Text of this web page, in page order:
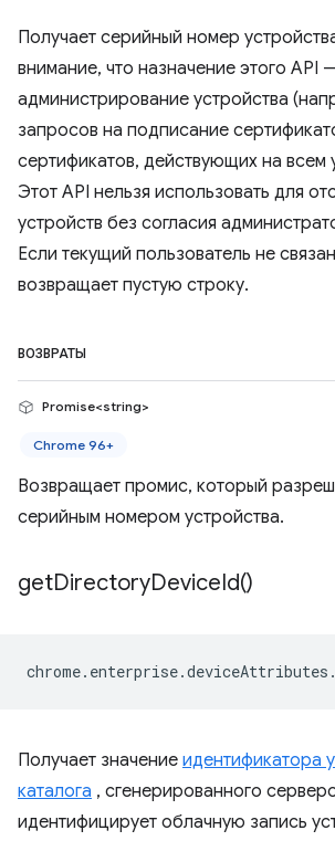
Получает серийный номер
внимание, что назначение этого API
администрирование устройства
запросов на подписание
сертификатов, действующих на всем
Этот API нельзя использовать для
устройств без согласия
Если текущий пользователь не
возвращает пустую строку.
ВОЗВРАТЫ
Promise<string>
Chrome 96+
Возвращает промис, который
серийным номером устройства.
getDirectoryDeviceId()
chrome. enterprise.deviceAttributes .
Получает значение идентификатора
каталога , сгенерированного
идентифицирует облачную запись